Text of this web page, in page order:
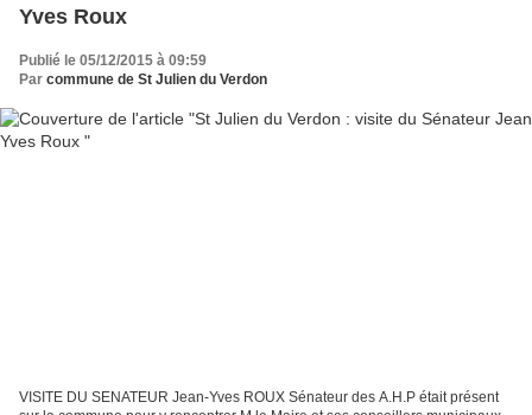
Yves Roux
Publié le 05/12/2015 à 09:59
Par commune de St Julien du Verdon
VISITE DU SENATEUR Jean-Yves ROUX Sénateur des A.H.P était présent